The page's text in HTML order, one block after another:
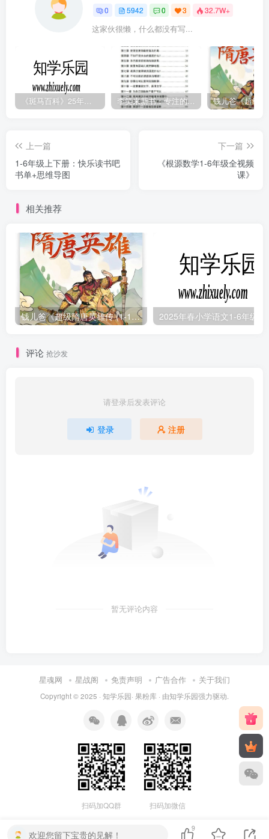
0 5942 0 3 32.7W+
这家伙很懒，什么都没有写...
《斑马百科》25年最新30科全套高清视频 李笑来新书：专注的真相 [PDF]
上一篇
1-6年级上下册：快乐读书吧
书单+思维导图
下一篇
《根源数学1-6年级全视频
课》
相关推荐
钱儿爸《超级隋唐英雄传 (1-10季) +超级隋唐英雄后传 (1-4季）
评论 抢沙发
请登录后发表评论
登录 注册
暂无评论内容
星魂网 星战阁 免责声明 广告合作 关于我们
Copyright © 2025 · 知学乐园· 果粉库 · 由知学乐园强力驱动.
扫码加QQ群 扫码加微信
欢迎您留下宝贵的见解！
9